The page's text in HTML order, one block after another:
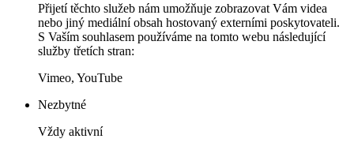
Přijetí těchto služeb nám umožňuje zobrazovat Vám videa
nebo jiný mediální obsah hostovaný externími poskytovateli.
S Vaším souhlasem používáme na tomto webu následující
služby třetích stran:
Vimeo, YouTube
Nezbytné
Vždy aktivní